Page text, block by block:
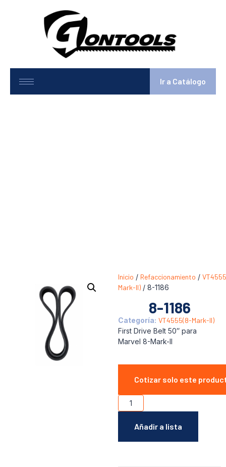
Ir a Catálogo
Inicio / Refaccionamiento /
Mark-II) / 8-1186
8-1186
Categoría: VT4555(8-Mark-II)
First Drive Belt 50″ para
Marvel 8-Mark-II
Cotizar solo este
Añadir a lista